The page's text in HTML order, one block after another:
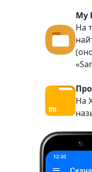
My
На
На